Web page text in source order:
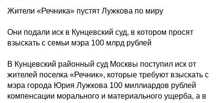
Жители «Речника» пустят Лужкова по миру
Они подали иск в Кунцевский суд, в котором просят
взыскать с семьи мэра 100 млрд рублей
В Кунцевский районный суд Москвы поступил иск от
жителей поселка «Речник», которые требуют взыскать с
мэра города Юрия Лужкова 100 миллиардов рублей
компенсации морального и материального ущерба, а в